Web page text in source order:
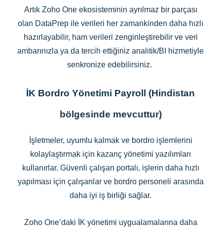
Artık Zoho One ekosisteminin ayrılmaz bir parçası
olan DataPrep ile verileri her zamankinden daha hızlı
hazırlayabilir, ham verileri zenginleştirebilir ve veri
ambarınızla ya da tercih ettiğiniz analitik/BI hizmetiyle
senkronize edebilirsiniz.
İK Bordro Yönetimi Payroll (Hindistan
bölgesinde mevcuttur)
İşletmeler, uyumlu kalmak ve bordro işlemlerini
kolaylaştırmak için kazanç yönetimi yazılımları
kullanırlar. Güvenli çalışan portalı, işlerin daha hızlı
yapılması için çalışanlar ve bordro personeli arasında
daha iyi iş birliği sağlar.
Zoho One’daki İK yönetimi uygualamalarına daha